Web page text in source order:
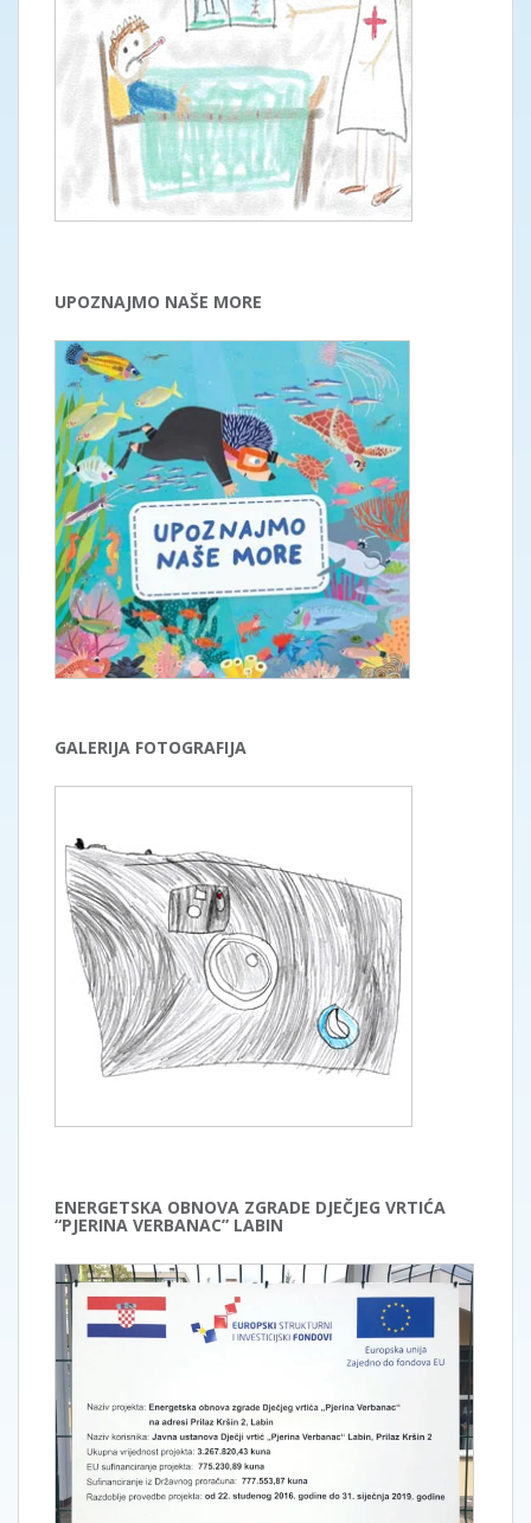
UPOZNAJMO NAŠE MORE
GALERIJA FOTOGRAFIJA
ENERGETSKA OBNOVA ZGRADE DJEČJEG VRTIĆA
“PJERINA VERBANAC” LABIN